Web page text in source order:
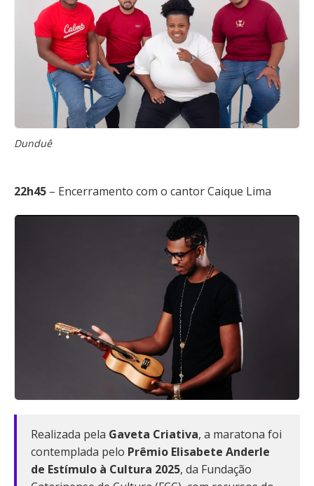
Dunduê
22h45 – Encerramento com o cantor Caique Lima
Realizada pela Gaveta Criativa, a maratona foi
contemplada pelo Prêmio Elisabete Anderle
de Estímulo à Cultura 2025, da Fundação